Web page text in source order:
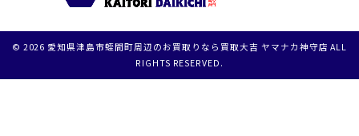
© 2026 愛知県津島市蛭間町周辺のお買取りなら買取大吉 ヤマナカ神守店 ALL
RIGHTS RESERVED.